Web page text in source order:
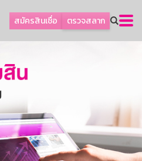
สมัครสินเชื่อ ตรวจสลาก